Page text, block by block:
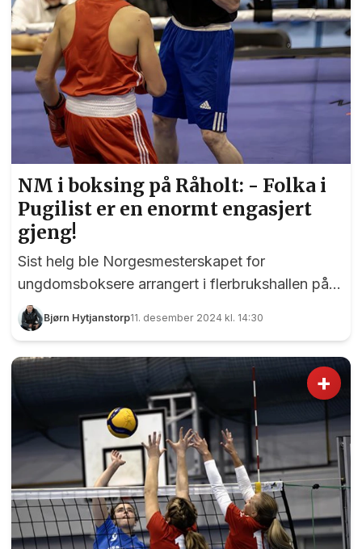
NM i boksing på Råholt: - Folka i
Pugilist er en enormt engasjert
gjeng!
Sist helg ble Norgesmesterskapet for
ungdomsboksere arrangert i flerbrukshallen på
Råholt skole. Mesterskapet ble gjennomført på
en strålende måte, og det var en meget fornøyd
avslutningsdagen søndag. - Alt har fungert
kjempebra så langt, og nå er det jo bare finalene
igjen , sier hun i det finalebokserne ankommer
ringen til stor jubel fra tilskuerne. Her ankommer
de "røde" finalebokserne. Foto: Bjørn
Hytjanstorp
Bjørn Hytjanstorp11. desember 2024 kl. 14:30
+